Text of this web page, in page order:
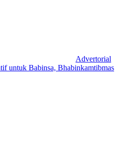
Advertorial
untuk Babinsa, Bhabinkamtibmas